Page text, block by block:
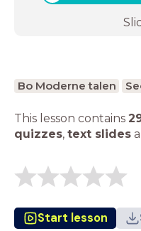
Bo Moderne talen
This lesson contains
quizzes, text slides
Start lesson